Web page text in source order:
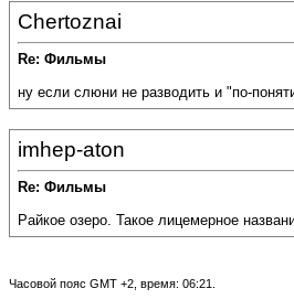
Chertoznai
Re: Фильмы
ну если слюни не разводить и "по-
imhep-aton
Re: Фильмы
Райкое озеро. Такое лицемерное
Часовой пояс GMT +2, время: 06:21